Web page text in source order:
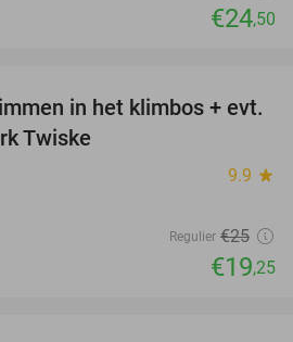
€24,50
23%
in het klimbos + evt.
Twiske
9.9 star
Regulier €25
€19,25